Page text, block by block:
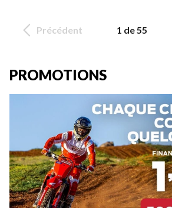
Précédent 1 de 55
PROMOTIONS